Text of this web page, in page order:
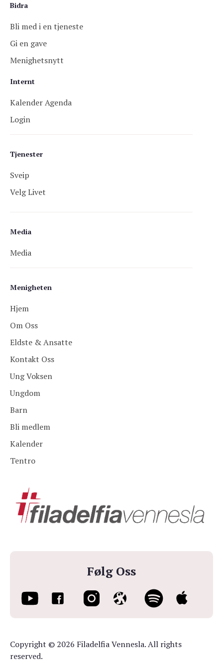
Følg Oss
Menigheten
Hjem
Om Oss
Eldste & Ansatte
Kontakt Oss
Ung Voksen
Ungdom
Barn
Bli medlem
Kalender
Tentro
Tjenester
Sveip
Velg Livet
Media
Media
Bidra
Bli med i en tjeneste
Gi en gave
Menighetsnytt
Internt
Kalender Agenda
Login
Copyright © 2026 Filadelfia Vennesla. All rights
reserved.